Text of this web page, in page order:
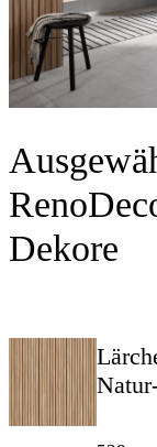
Dekore